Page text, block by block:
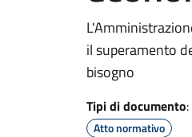
il superamento
bisogno
Tipi di documento:
Atto normativo